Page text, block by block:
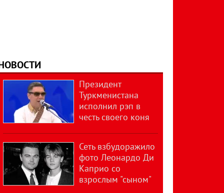
Президент
Туркменистана
исполнил рэп в
честь своего коня
Сеть взбудоражило
фото Леонардо Ди
Каприо со
взрослым "сыном"